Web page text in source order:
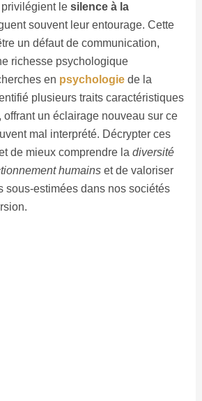
le silence à la
souvent leur entourage. Cette
un défaut de communication,
richesse psychologique
en psychologiede la
plusieurs traits caractéristiques
un éclairage nouveau sur ce
mal interprété. Décrypter ces
de mieux comprendre la diversité
humainset de valoriser
sous-estimées dans nos sociétés